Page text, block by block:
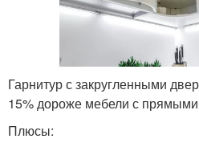
Гарнитур с закругленными
15% дороже мебели с
Плюсы: